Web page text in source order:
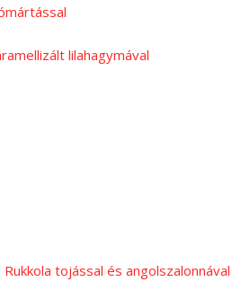
lilahagymával
tojással és angolszalonnával